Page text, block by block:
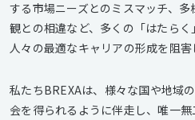
する市場ニーズとのミスマッチ、
観との相違など、多くの「はたらく
人々の最適なキャリアの形成を阻害
私たちBREXAは、様々な国や地域
会を得られるように伴走し、唯一